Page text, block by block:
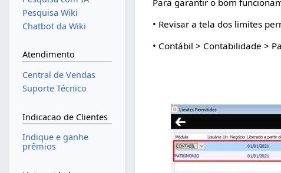
• Revisar a tela dos limites
• Contábil > Contabilidade >
Pesquisa Wiki
Chatbot da Wiki
Atendimento
Central de Vendas
Suporte Técnico
Indicacao de Clientes
Indique e ganhe
prêmios